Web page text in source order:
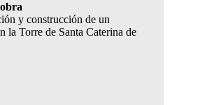
y construcción de un
la Torre de Santa Caterina de